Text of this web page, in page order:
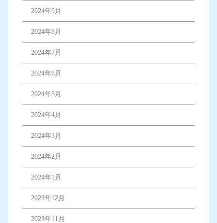
2024年9月
2024年8月
2024年7月
2024年6月
2024年5月
2024年4月
2024年3月
2024年2月
2024年1月
2023年12月
2023年11月